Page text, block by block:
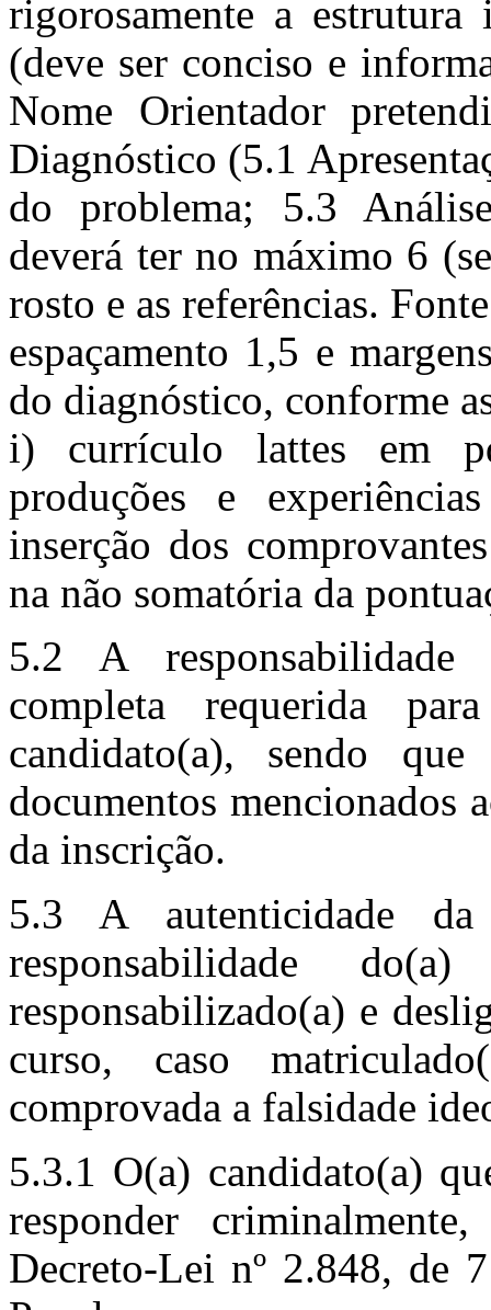
rigorosamente a
(deve ser conciso e
Nome Orientador
Diagnóstico (5.1 A
do problema; 5.3
deverá ter no máximo 6
rosto e as referências.
espaçamento 1,5 e
do diagnóstico, conforme
i) currículo lattes em
produções e
inserção dos
na não somatória da
5.2 A
completa requerida
candidato(a), sendo
documentos mencionados
da inscrição.
5.3 A autenticidade
responsabilidade
responsabilizado(a) e
curso, caso
comprovada a falsidade
5.3.1 O(a) candidato(a)
responder
Decreto-Lei nº 2.848, de